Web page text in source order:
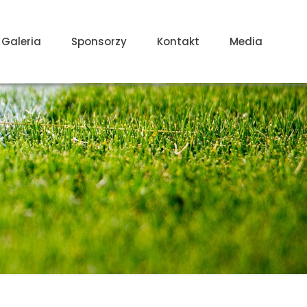
Galeria Sponsorzy Kontakt Media